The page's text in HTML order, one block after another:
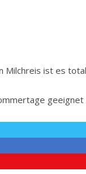
Milchreis ist es
geeignet